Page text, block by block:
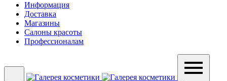
Информация
Доставка
Магазины
Салоны красоты
Профессионалам